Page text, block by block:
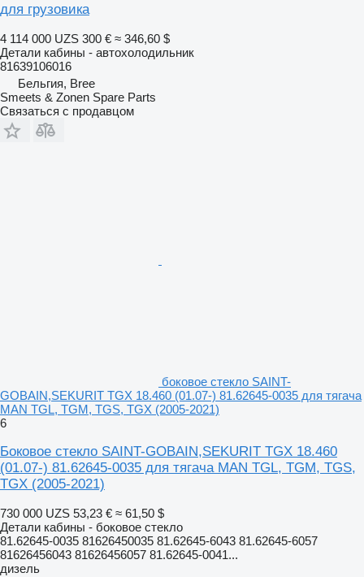
для грузовика
4 114 000 UZS 300 € ≈ 346,60 $
Детали кабины - автохолодильник
81639106016
Бельгия, Bree
Smeets & Zonen Spare Parts
Связаться с продавцом
боковое стекло SAINT-
GOBAIN,SEKURIT TGX 18.460 (01.07-) 81.62645-0035 для тягача
MAN TGL, TGM, TGS, TGX (2005-2021)
6
Боковое стекло SAINT-GOBAIN,SEKURIT TGX 18.460
(01.07-) 81.62645-0035 для тягача MAN TGL, TGM, TGS,
TGX (2005-2021)
730 000 UZS 53,23 € ≈ 61,50 $
Детали кабины - боковое стекло
81.62645-0035 81626450035 81.62645-6043 81.62645-6057
81626456043 81626456057 81.62645-0041...
дизель